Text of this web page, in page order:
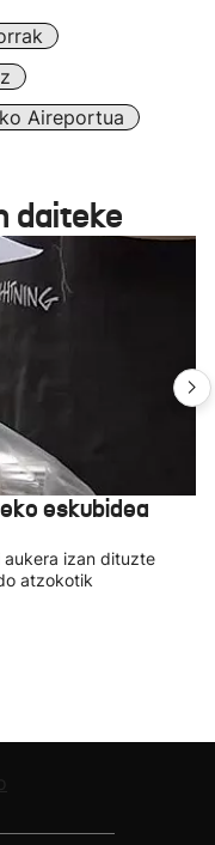
Aireportua
daiteke
eskubidea
izan dituzte
atzokotik